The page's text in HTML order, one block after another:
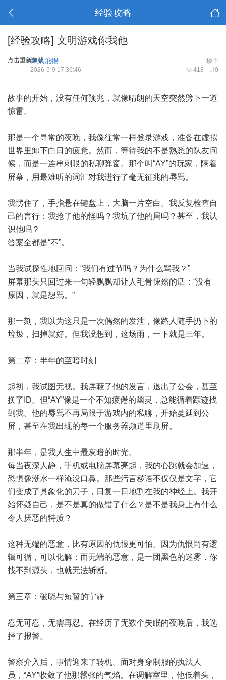
经验攻略
[经验攻略] 文明游戏你我他
点击重新加载 楼主
神采飛揚
418 0
2026-5-9 17:36:46
故事的开始，没有任何预兆，就像晴朗的天空突然劈下一道
惊雷。
那是一个寻常的夜晚，我像往常一样登录游戏，准备在虚拟
世界里卸下白日的疲惫。然而，等待我的不是熟悉的队友问
候，而是一连串刺眼的私聊弹窗。那个叫“AY”的玩家，隔着
屏幕，用最难听的词汇对我进行了毫无征兆的辱骂。
我愣住了，手指悬在键盘上，大脑一片空白。我反复检查自
己的言行：我抢了他的怪吗？我坑了他的局吗？甚至，我认
识他吗？
答案全都是“不”。
当我试探性地回问：“我们有过节吗？为什么骂我？”
屏幕那头只回过来一句轻飘飘却让人毛骨悚然的话：“没有
原因，就是想骂。”
那一刻，我以为这只是一次偶然的发泄，像路人随手扔下的
垃圾，扫掉就好。但我没想到，这场雨，一下就是三年。
第二章：半年的至暗时刻
起初，我试图无视。我屏蔽了他的发言，退出了公会，甚至
换了ID。但“AY”像是一个不知疲倦的幽灵，总能循着踪迹找
到我。他的辱骂不再局限于游戏内的私聊，开始蔓延到公
屏，甚至在我出现的每一个服务器频道里刷屏。
那半年，是我人生中最灰暗的时光。
每当夜深人静，手机或电脑屏幕亮起，我的心跳就会加速，
恐惧像潮水一样淹没口鼻。那些污言秽语不仅仅是文字，它
们变成了具象化的刀子，日复一日地割在我的神经上。我开
始怀疑自己，是不是真的做错了什么？是不是我身上有什么
令人厌恶的特质？
这种无端的恶意，比有原因的仇恨更可怕。因为仇恨尚有逻
辑可循，可以化解；而无端的恶意，是一团黑色的迷雾，你
找不到源头，也就无法斩断。
第三章：破晓与短暂的宁静
忍无可忍，无需再忍。在经历了无数个失眠的夜晚后，我选
择了报警。
警察介入后，事情迎来了转机。面对身穿制服的执法人
员，“AY”收敛了他那嚣张的气焰。在调解室里，他低着头，